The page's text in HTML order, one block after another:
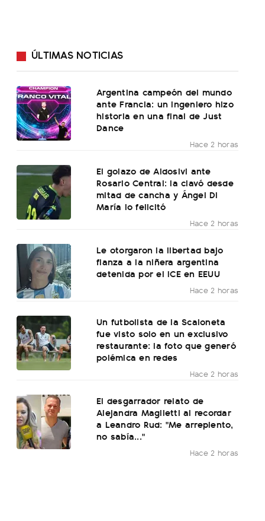
ÚLTIMAS NOTICIAS
Argentina campeón del mundo
ante Francia: un ingeniero hizo
historia en una final de Just
Dance
Hace 2 horas
El golazo de Aldosivi ante
Rosario Central: la clavó desde
mitad de cancha y Ángel Di
María lo felicitó
Hace 2 horas
Le otorgaron la libertad bajo
fianza a la niñera argentina
detenida por el ICE en EEUU
Hace 2 horas
Un futbolista de la Scaloneta
fue visto solo en un exclusivo
restaurante: la foto que generó
polémica en redes
Hace 2 horas
El desgarrador relato de
Alejandra Maglietti al recordar
a Leandro Rud: "Me arrepiento,
no sabía..."
Hace 2 horas